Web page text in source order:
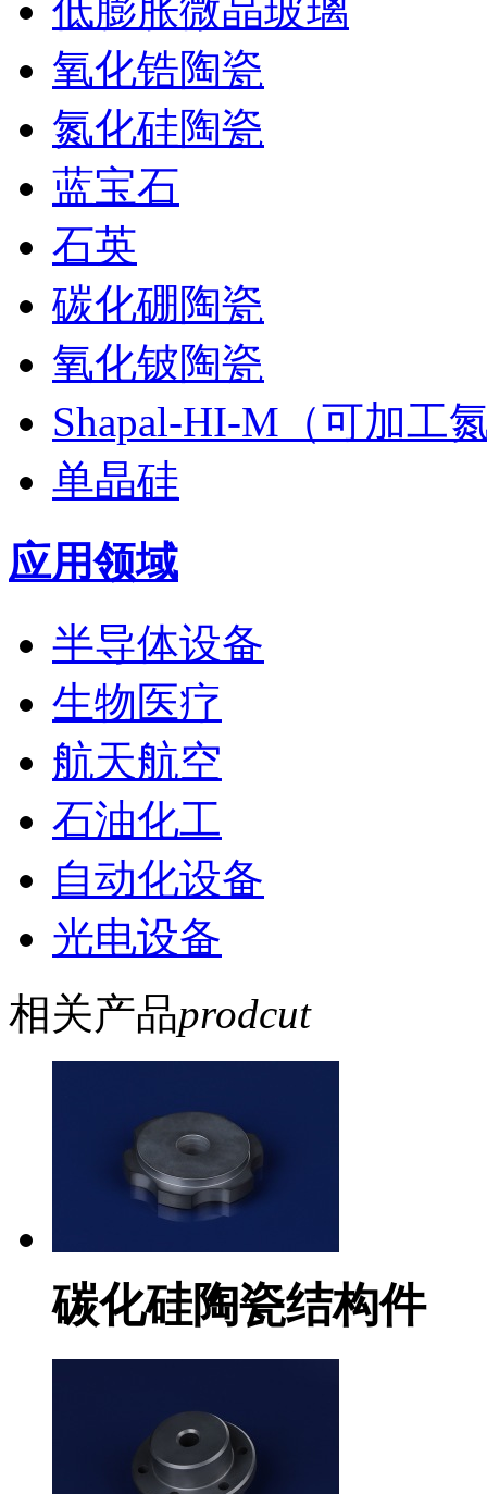
低膨胀微晶玻璃
氧化锆陶瓷
氮化硅陶瓷
蓝宝石
石英
碳化硼陶瓷
氧化铍陶瓷
Shapal-HI-M（可加工
单晶硅
应用领域
半导体设备
生物医疗
航天航空
石油化工
自动化设备
光电设备
相关产品prodcut
碳化硅陶瓷结构件